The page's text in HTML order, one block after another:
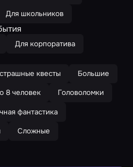
Для школьников
Для корпоратива
квесты
Большие
8 человек
Головоломки
фантастика
Сложные